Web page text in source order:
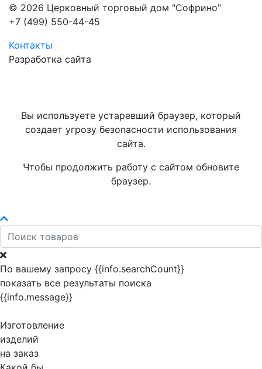
© 2026 Церковный торговый дом "Софрино"
+7 (499) 550-44-45
Контакты
Разработка сайта
Вы используете устаревший браузер, который
создает угрозу безопасности использования
сайта.
Чтобы продолжить работу с сайтом обновите
браузер.
По вашему запросу {{info.searchCount}}
показать все результаты поиска
{{info.message}}
Изготовление
изделий
на заказ